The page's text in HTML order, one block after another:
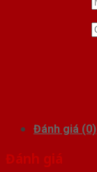
Đánh giá (0)
Đánh giá